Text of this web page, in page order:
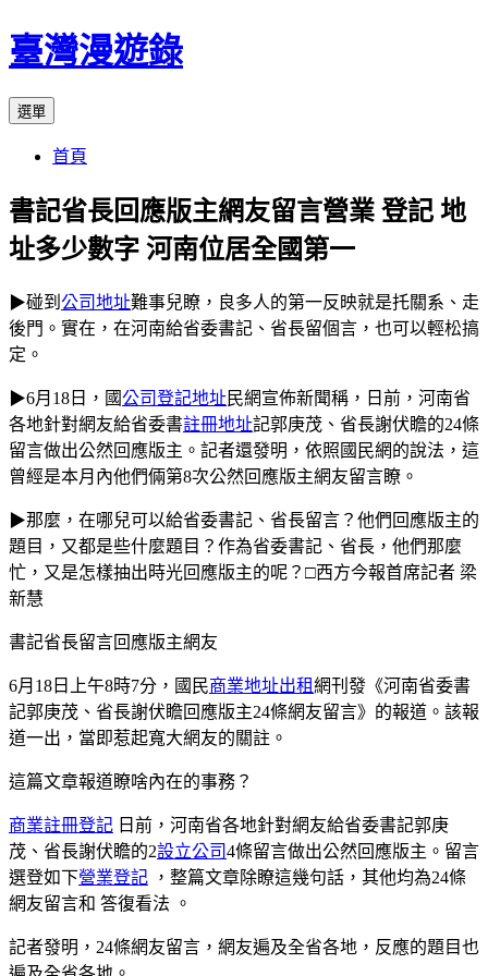
跳
至
要
臺灣漫遊錄
選單
首頁
書記省長回應版主網友留言營業 登記 地
址多少數字 河南位居全國第一
▶碰到 公司地址難事兒瞭，良多人的第一反映就是托關系、走
後門。實在，在河南給省委書記、省長留個言，也可以輕松搞
定。
▶6月18日，國公司登記地址民網宣佈新聞稱，日前，河南省
各地針對網友給省委書註冊地址記郭庚茂、省長謝伏瞻的24條
留言做出公然回應版主。記者還發明，依照國民網的說法，這
曾經是本月內他們倆第8次公然回應版主網友留言瞭。
▶那麼，在哪兒可以給省委書記、省長留言？他們回應版主的
題目，又都是些什麼題目？作為省委書記、省長，他們那麼
忙，又是怎樣抽出時光回應版主的呢？□西方今報首席記者 梁
新慧
書記省長留言回應版主網友
6月18日上午8時7分，國民商業地址出租網刊發《河南省委書
記郭庚茂、省長謝伏瞻回應版主24條網友留言》的報道。該報
道一出，當即惹起寬大網友的關註。
這篇文章報道瞭啥內在的事務？
商業註冊登記 日前，河南省各地針對網友給省委書記郭庚
茂、省長謝伏瞻的2設立公司4條留言做出公然回應版主。留言
選登如下營業登記 ，整篇文章除瞭這幾句話，其他均為24條
網友留言和 答復看法 。
記者發明，24條網友留言，網友遍及全省各地，反應的題目也